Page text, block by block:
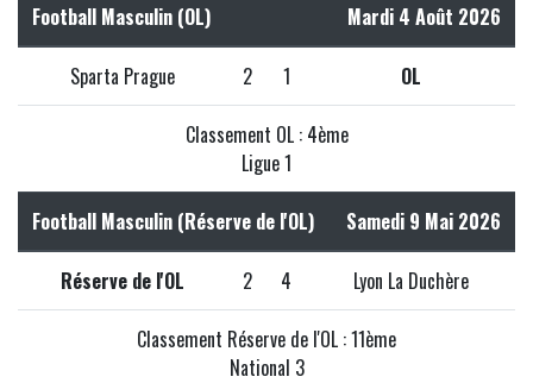
Football Masculin (OL) Mardi 4 Août 2026
Sparta Prague 2 1 OL
Classement OL : 4ème
Ligue 1
Football Masculin (Réserve de l'OL) Samedi 9 Mai 2026
Réserve de l'OL 2 4 Lyon La Duchère
Classement Réserve de l'OL : 11ème
National 3